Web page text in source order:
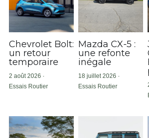
Essais Routier
Opinion
Simulateur
Assurance
Rechercher
SOUMISSION
ASSURANCE
Chevrolet Bolt:
un retour
temporaire
2 août 2026 ·
Essais Routier
Mazda CX-5 :
une refonte
inégale
18 juillet 2026 ·
Essais Routier
Radio
Cinéparc
Histoire de chars
autopsy
Art Automobile